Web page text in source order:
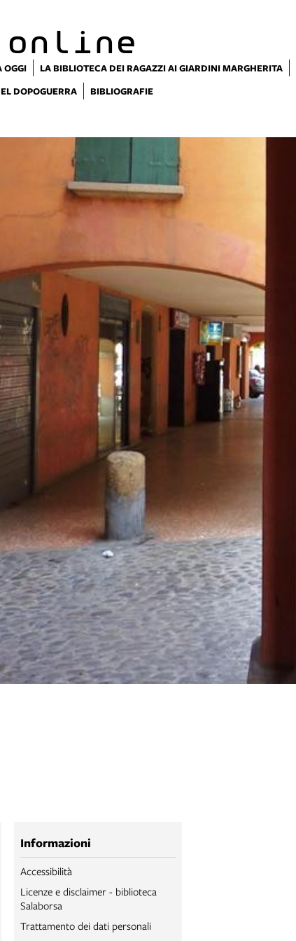
OGGI LA BIBLIOTECA DEI RAGAZZI AI GIARDINI MARGHERITA
DOPOGUERRA BIBLIOGRAFIE
Informazioni
Accessibilità
Licenze e disclaimer - biblioteca
Salaborsa
Trattamento dei dati personali